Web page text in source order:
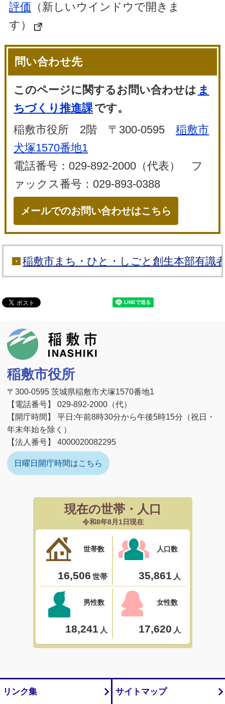
評価 （新しいウインドウで開きま
す）
問い合わせ先
このページに関するお問い合わせは ま
ちづくり推進課です。
稲敷市役所 2階 〒300-0595稲敷市
犬塚1570番地1
電話番号：029-892-2000（代表） フ
ァックス番号：029-893-0388
メールでのお問い合わせはこちら
稲敷市まち・ひと・しごと創生本部有識
稲敷市役所
〒300-0595 茨城県稲敷市犬塚1570番地1
【電話番号】 029-892-2000（代）
【開庁時間】 平日:午前8時30分から午後5時15分（祝日・
年末年始を除く）
【法人番号】 4000020082295
日曜日開庁時間はこちら
リンク集 サイトマップ